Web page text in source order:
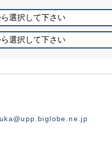
ら選択して下さい
ら選択して下さい